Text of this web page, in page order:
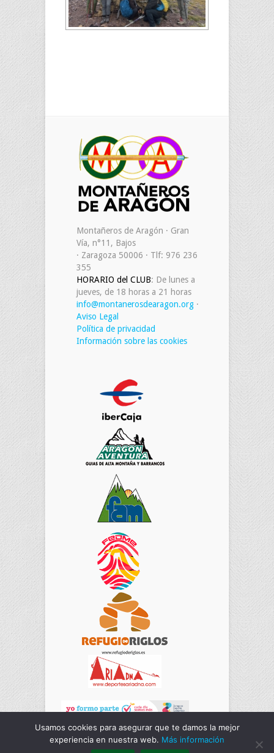
Montañeros de Aragón · Gran
Vía, n°11, Bajos
· Zaragoza 50006 · Tlf: 976 236
355
HORARIO del CLUB: De lunes a
jueves, de 18 horas a 21 horas
info@montanerosdearagon.org ·
Aviso Legal
Política de privacidad
Información sobre las cookies
Usamos cookies para asegurar que te damos la mejor
experiencia en nuestra web. Más información